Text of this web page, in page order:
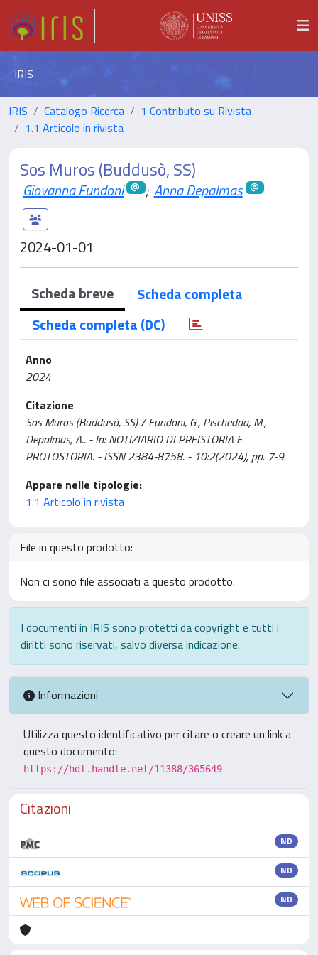
IRIS
IRIS Catalogo Ricerca
1 Contributo su Rivista
1.1 Articolo in rivista
Sos Muros (Buddusò, SS)
Giovanna Fundoni ; Anna Depalmas
2024-01-01
Scheda breve
Scheda completa
Scheda completa (DC)
Anno
2024
Citazione
Sos Muros (Buddusò, SS) / Fundoni, G., Pischedda, M.,
Depalmas, A.. - In: NOTIZIARIO DI PREISTORIA E
PROTOSTORIA. - ISSN 2384-8758. - 10:2(2024), pp. 7-9.
Appare nelle tipologie:
1.1 Articolo in rivista
File in questo prodotto:
Non ci sono file associati a questo prodotto.
I documenti in IRIS sono protetti da copyright e tutti i
diritti sono riservati, salvo diversa indicazione.
Informazioni
Utilizza questo identificativo per citare o creare un link a
questo documento:
https://hdl.handle.net/11388/365649
Citazioni
ND
ND
ND